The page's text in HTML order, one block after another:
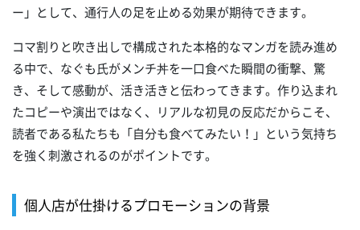
ー」として、通行人の足を止める効果が期待できます。
コマ割りと吹き出しで構成された本格的なマンガを読み進め
る中で、なぐも氏がメンチ丼を一口食べた瞬間の衝撃、驚
き、そして感動が、活き活きと伝わってきます。作り込まれ
たコピーや演出ではなく、リアルな初見の反応だからこそ、
読者である私たちも「自分も食べてみたい！」という気持ち
を強く刺激されるのがポイントです。
個人店が仕掛けるプロモーションの背景